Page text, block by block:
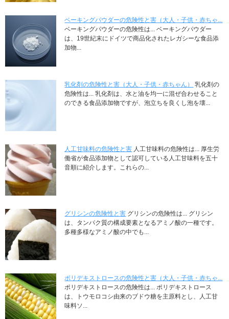
ベーキングパウダーの危険性と害（大人・子供・赤ちゃ...
ベーキングパウダーの危険性は... ベーキングパウダー
は、19世紀末にドイツで商品化されたレガシーな食品添
加物...
乳化剤の危険性と害（大人・子供・赤ちゃん）
乳化剤の
危険性は... 乳化剤は、水と油を均一に混ぜ合わせること
のできる食品添加物ですが、泡立ちを良くし泡を壊...
人工甘味料の危険性と害 人工甘味料の危険性は... 厚生労
働省が食品添加物として認可している人工甘味料を五十
音順に紹介します。これらの...
グリシンの危険性と害 グリシンの危険性は... グリシン
は、タンパク質の構成要素となるアミノ酸の一種です。
多種多様なアミノ酸の中でも...
ポリデキストロースの危険性と害（大人・子供・赤ちゃ...
ポリデキストロースの危険性は... ポリデキストロース
は、トウモロコシ由来のブドウ糖を主原料とし、人工甘
味料ソ...